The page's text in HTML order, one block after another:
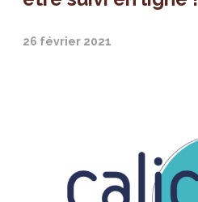
26 février 2021